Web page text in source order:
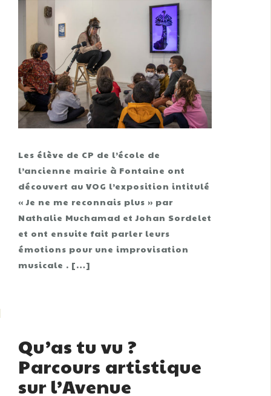
Les élève de CP de l’école de
l’ancienne mairie à Fontaine ont
découvert au VOG l’exposition intitulé
« Je ne me reconnais plus » par
Nathalie Muchamad et Johan Sordelet
et ont ensuite fait parler leurs
émotions pour une improvisation
musicale . […]
Qu’as tu vu ?
Parcours artistique
sur l’Avenue